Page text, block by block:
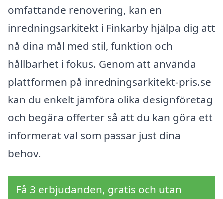
omfattande renovering, kan en
inredningsarkitekt i Finkarby hjälpa dig att
nå dina mål med stil, funktion och
hållbarhet i fokus. Genom att använda
plattformen på inredningsarkitekt-pris.se
kan du enkelt jämföra olika designföretag
och begära offerter så att du kan göra ett
informerat val som passar just dina
behov.
Få 3 erbjudanden, gratis och utan